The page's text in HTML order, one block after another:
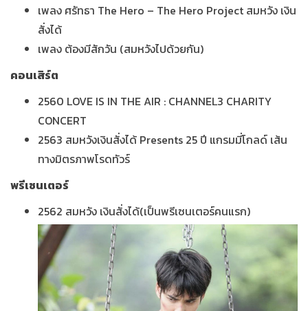
เพลง ศรัทธา The Hero – The Hero Project สมหวัง เงิน
สั่งได้
เพลง ต้องมีสักวัน (สมหวังไปด้วยกัน)
คอนเสิร์ต
2560 LOVE IS IN THE AIR : CHANNEL3 CHARITY
CONCERT
2563 สมหวังเงินสั่งได้ Presents 25 ปี แกรมมี่โกลด์ เส้น
ทางมิตรภาพโรดทัวร์
พรีเซนเตอร์
2562 สมหวัง เงินสั่งได้(เป็นพรีเซนเตอร์คนแรก)